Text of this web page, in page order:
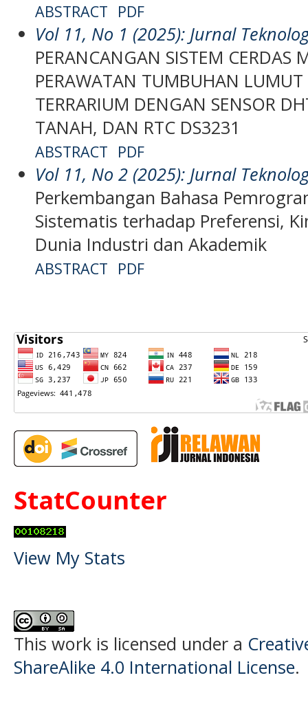
ABSTRACT PDF
Vol 11, No 1 (2025): Jurnal
PERANCANGAN SISTEM
PERAWATAN TUMBUHAN
TERRARIUM DENGAN SENSOR
TANAH, DAN RTC DS3231
ABSTRACT PDF
Vol 11, No 2 (2025): Jurnal
Perkembangan Bahasa
Sistematis terhadap Preferensi,
Dunia Industri dan Akademik
ABSTRACT PDF
StatCounter
View My Stats
This work is licensed under a
ShareAlike 4.0 International License.